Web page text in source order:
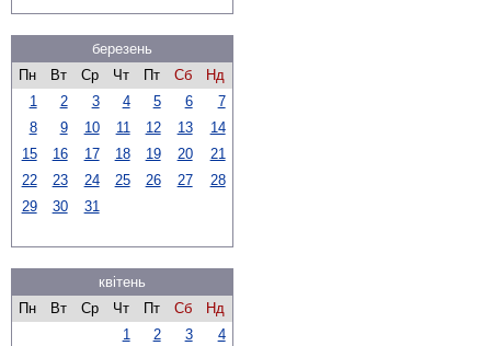
березень
Пн
Вт Ср Чт Пт Сб
Нд
1
2 3 4 5 6
7
8
9 10 11 12 13
14
15
16 17 18 19 20
21
22
23 24 25 26 27
28
29
30 31
квітень
Пн
Вт Ср Чт Пт Сб
Нд
1
2 3
4